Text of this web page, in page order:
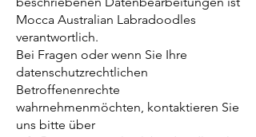
Mocca Australian Labradoodles
verantwortlich.
Bei Fragen oder wenn Sie Ihre
datenschutzrechtlichen
Betroffenenrechte
wahrnehmenmöchten, kontaktieren Sie
uns bitte über